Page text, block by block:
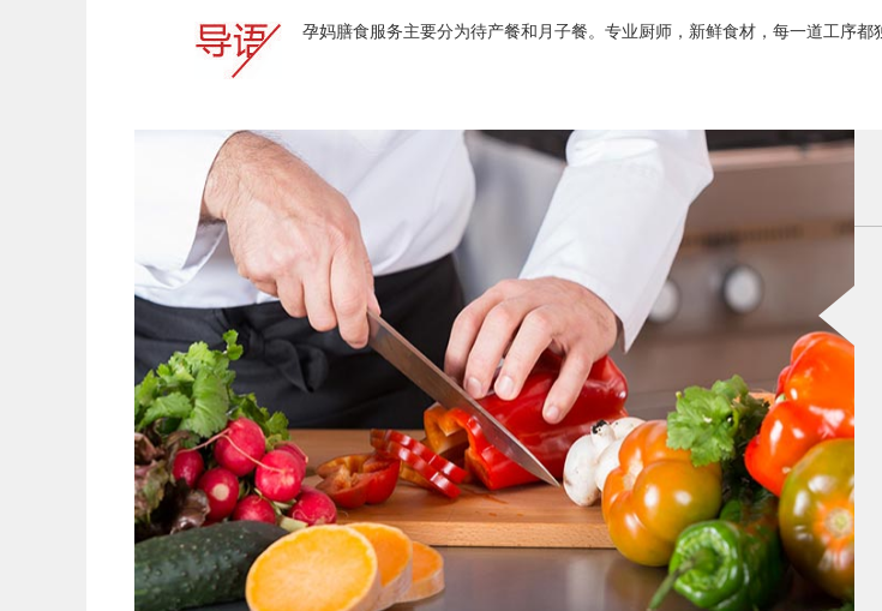
孕妈膳食服务主要分为待产餐和月子餐。专业厨师，新鲜食材，每一道工序